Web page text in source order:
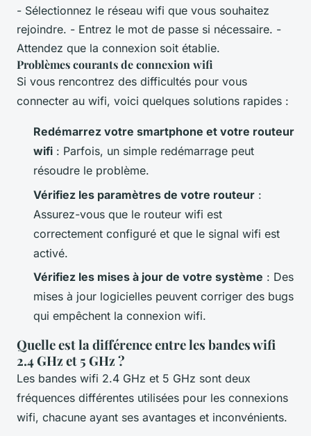
- Sélectionnez le réseau wifi que vous souhaitez
rejoindre. - Entrez le mot de passe si nécessaire. -
Attendez que la connexion soit établie.
Problèmes courants de connexion wifi
Si vous rencontrez des difficultés pour vous
connecter au wifi, voici quelques solutions rapides :
Redémarrez votre smartphone et votre routeur
wifi : Parfois, un simple redémarrage peut
résoudre le problème.
Vérifiez les paramètres de votre routeur :
Assurez-vous que le routeur wifi est
correctement configuré et que le signal wifi est
activé.
Vérifiez les mises à jour de votre système : Des
mises à jour logicielles peuvent corriger des bugs
qui empêchent la connexion wifi.
Quelle est la différence entre les bandes wifi
2.4 GHz et 5 GHz ?
Les bandes wifi 2.4 GHz et 5 GHz sont deux
fréquences différentes utilisées pour les connexions
wifi, chacune ayant ses avantages et inconvénients.